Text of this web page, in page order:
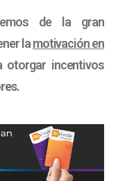
de la gran
lamotivación en
otorgar incentivos